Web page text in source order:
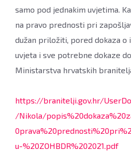
samo pod jednakim uvjetima.
na pravo prednosti pri
dužan priložiti, pored dokaza o
uvjeta i sve potrebne dokaze
Ministarstva hrvatskih
https://branitelji.gov.hr/
/Nikola/
u-%20ZOHBDR%202021.pdf